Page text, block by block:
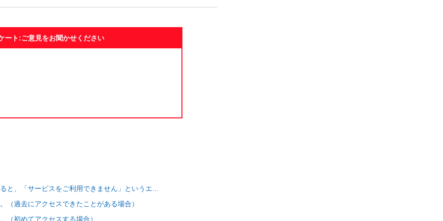
ート:ご意見をお聞かせください
と、「サービスをご利用できません」というエ...
（過去にアクセスできたことがある場合）
（初めてアクセスする場合）